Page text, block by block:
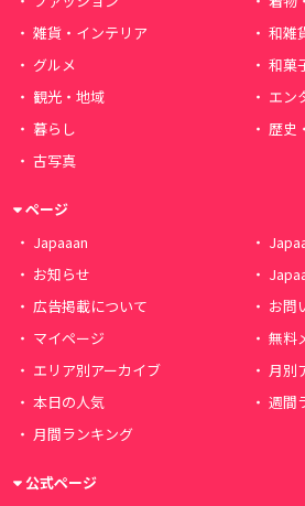
雑貨・インテリア
和雑
グルメ
和菓
観光・地域
エン
暮らし
歴史
古写真
ページ
Japaaan
お知らせ
広告掲載について
お問
マイページ
無料
エリア別アーカイブ
月別
本日の人気
週間
月間ランキング
公式ページ